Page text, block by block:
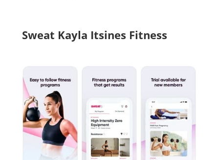
Sweat Kayla Itsines Fitness